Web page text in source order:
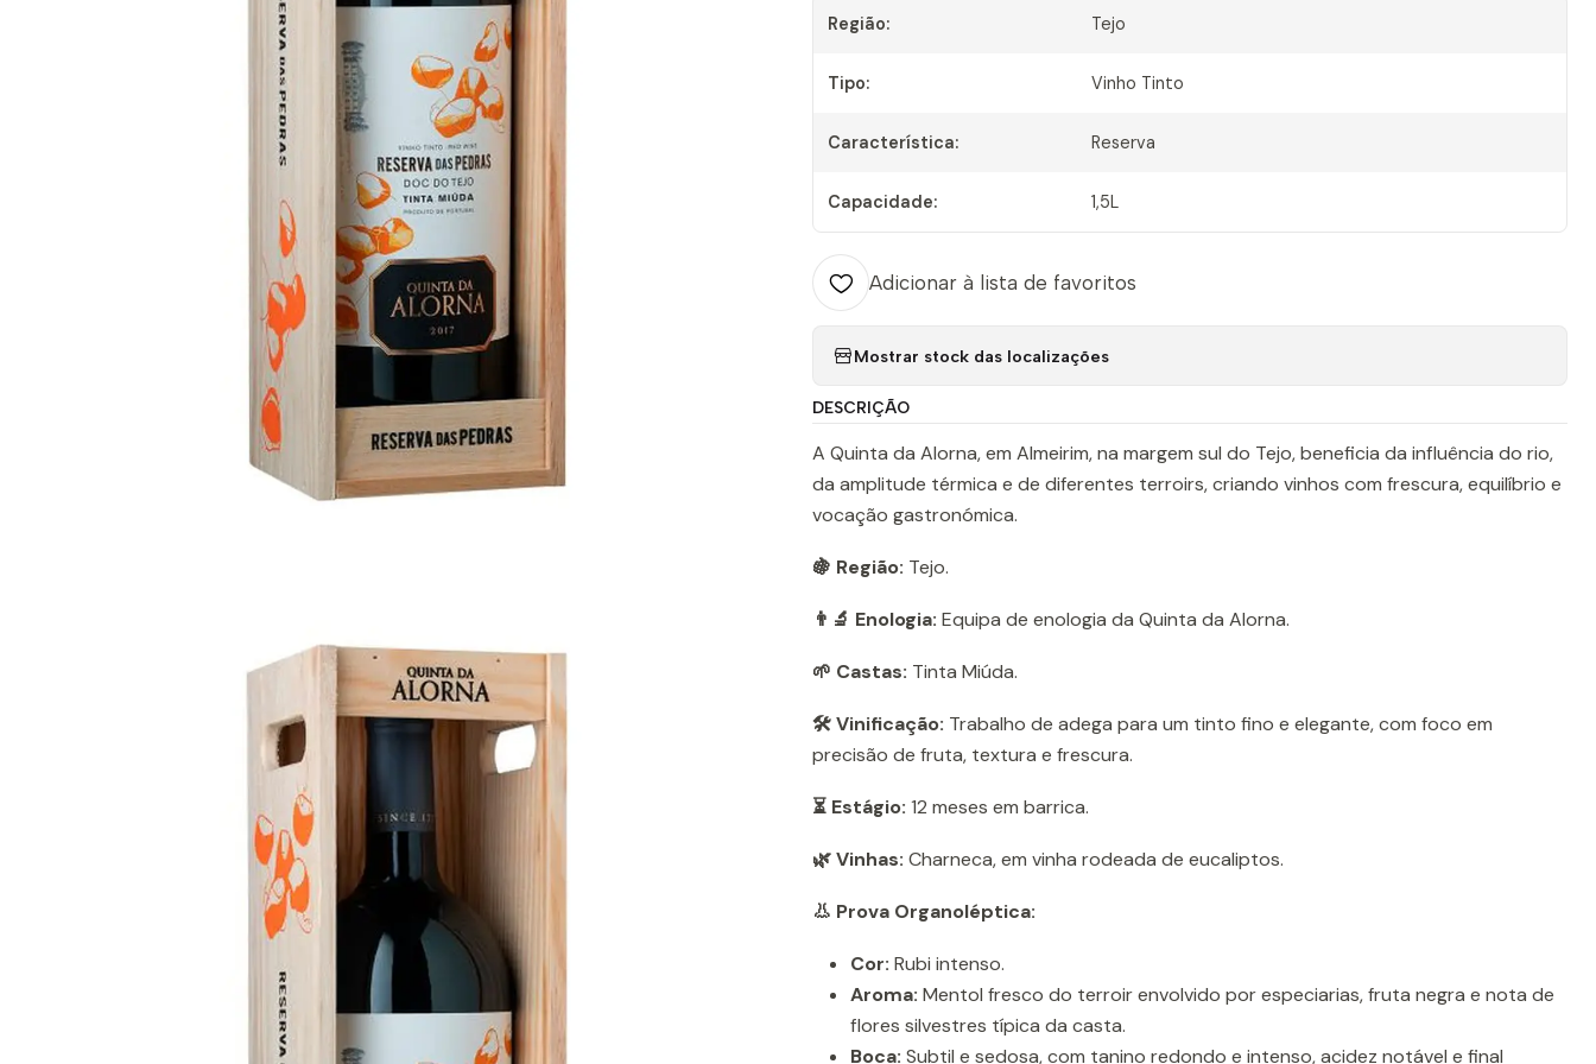
Região: Tejo
Tipo: Vinho Tinto
Característica: Reserva
Capacidade: 1,5L
Adicionar à lista de favoritos
Mostrar stock das localizações
DESCRIÇÃO
A Quinta da Alorna, em Almeirim, na margem sul do Tejo, beneficia da influência do rio,
da amplitude térmica e de diferentes terroirs, criando vinhos com frescura, equilíbrio e
vocação gastronómica.
🍇 Região: Tejo.
👨‍🔬 Enologia: Equipa de enologia da Quinta da Alorna.
🌱 Castas: Tinta Miúda.
🛠️ Vinificação: Trabalho de adega para um tinto fino e elegante, com foco em
precisão de fruta, textura e frescura.
⏳ Estágio: 12 meses em barrica.
🌿 Vinhas: Charneca, em vinha rodeada de eucaliptos.
👃 Prova Organoléptica:
Cor: Rubi intenso.
Aroma: Mentol fresco do terroir envolvido por especiarias, fruta negra e nota de
flores silvestres típica da casta.
Boca: Subtil e sedosa, com tanino redondo e intenso, acidez notável e final